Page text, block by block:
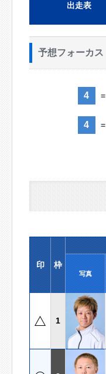
出走表
予想フォーカス
4 =
4 =
印 枠
写真
1